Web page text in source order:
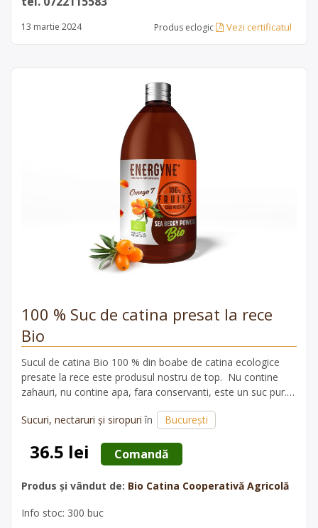
13 martie 2024 Produs eclogic Vezi certificatul
100 % Suc de catina presat la rece
Bio
Sucul de catina Bio 100 % din boabe de catina ecologice
presate la rece este produsul nostru de top. Nu contine
zahauri, nu contine apa, fara conservanti, este un suc pur.
zinc, vitamina A, beta caroten, acizi grasi nesaturati in…
Sucuri, nectaruri și siropuri în București
36.5 lei Comandă
Produs și vândut de: Bio Catina Cooperativă Agricolă
Info stoc: 300 buc